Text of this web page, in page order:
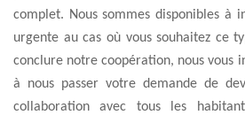
complet. Nous sommes disponibles à
urgente au cas où vous souhaitez ce
conclure notre coopération, nous vous
à nous passer votre demande de
collaboration avec tous les